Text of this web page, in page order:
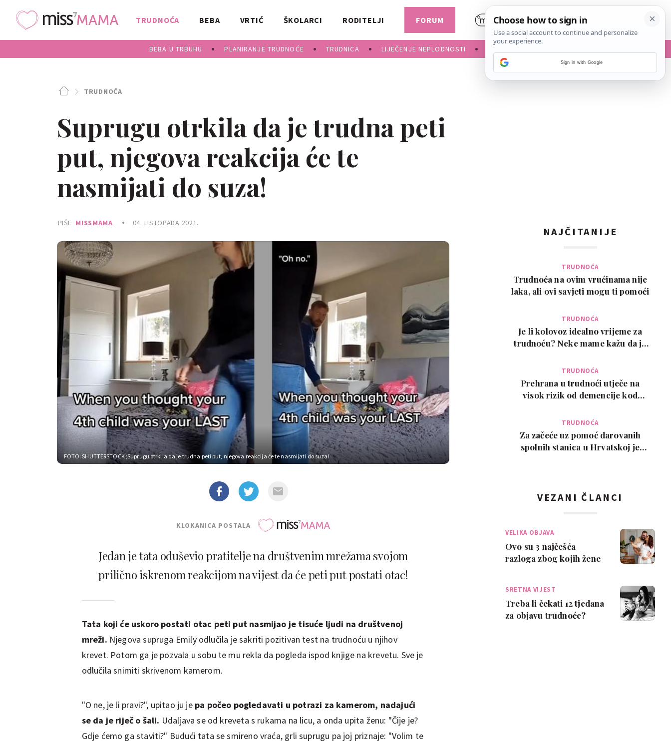
TRUDNOĆA
BEBA U TRBUHU PLANIRANJE TRUDNOĆE TRUDNICA LIJEČENJE NEPLODNOSTI
BEBA VRTIĆ ŠKOLARCI RODITELJI FORUM
TRUDNOĆA
Suprugu otrkila da je trudna peti
put, njegova reakcija će te
nasmijati do suza!
PIŠE MISSMAMA 04. LISTOPADA 2021.
FOTO: SHUTTERSTOCK;Suprugu otrkila da je trudna peti put, njegova reakcija će te nasmijati do suza!
KLOKANICA POSTALA
Jedan je tata oduševio pratitelje na društvenim mrežama svojom
prilično iskrenom reakcijom na vijest da će peti put postati otac!
Tata koji će uskoro postati otac peti put nasmijao je tisuće ljudi na društvenoj
mreži. Njegova supruga Emily odlučila je sakriti pozitivan test na trudnoću u njihov
krevet. Potom ga je pozvala u sobu te mu rekla da pogleda ispod knjige na krevetu. Sve je
odlučila snimiti skrivenom kamerom.
"O ne, je li pravi?", upitao ju je pa počeo pogledavati u potrazi za kamerom, nadajući
se da je riječ o šali. Udaljava se od kreveta s rukama na licu, a onda upita ženu: "Čije je?
Gdje ćemo ga staviti?" Budući tata se smireno vraća, grli suprugu pa joj priznaje: "Volim te
NAJČITANIJE
TRUDNOĆA
Trudnoća na ovim vrućinama nije
laka, ali ovi savjeti mogu ti pomoći
TRUDNOĆA
Je li kolovoz idealno vrijeme za
trudnoću? Neke mame kažu da je
TRUDNOĆA
Prehrana u trudnoći utječe na
visok rizik od demencije kod
TRUDNOĆA
Za začeće uz pomoć darovanih
spolnih stanica u Hrvatskoj je
VEZANI ČLANCI
VELIKA OBJAVA
Ovo su 3 najčešća
razloga zbog kojih žene
SRETNA VIJEST
Treba li čekati 12 tjedana
za objavu trudnoće?
Sign in with Google